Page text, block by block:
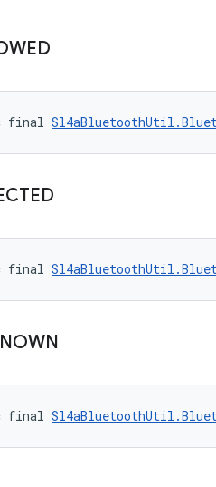
final
final
final